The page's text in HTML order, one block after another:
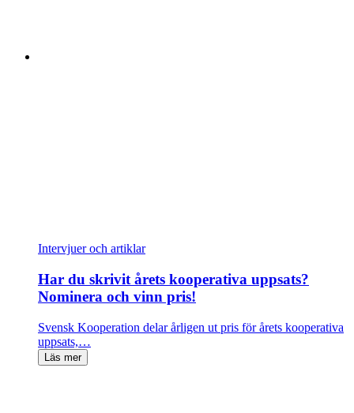
Intervjuer och artiklar
Har du skrivit årets kooperativa uppsats?
Nominera och vinn pris!
Svensk Kooperation delar årligen ut pris för årets kooperativa
uppsats,…
Läs mer